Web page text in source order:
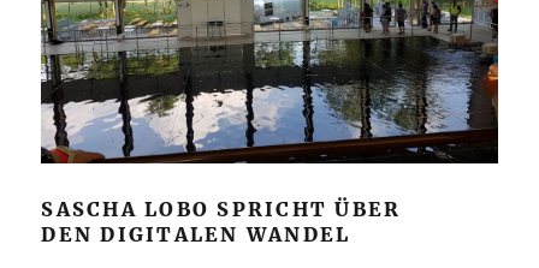
SASCHA LOBO SPRICHT ÜBER
DEN DIGITALEN WANDEL